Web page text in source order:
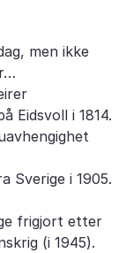
men ikke
Eidsvoll i 1814.
Sverige i 1905.
frigjort etter
(i 1945).